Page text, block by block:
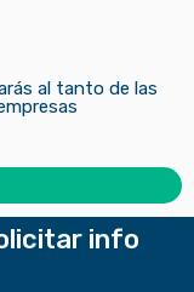
al tanto de las
info